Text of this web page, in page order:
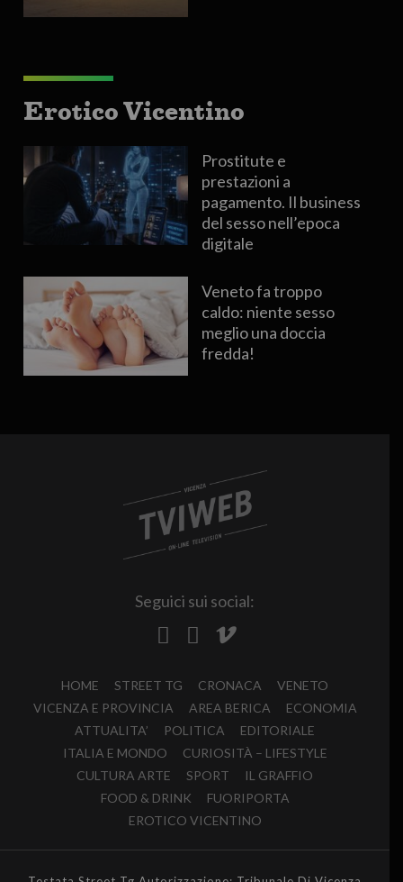
Erotico Vicentino
Prostitute e
prestazioni a
pagamento. Il business
del sesso nell’epoca
digitale
Veneto fa troppo
caldo: niente sesso
meglio una doccia
fredda!
Seguici sui social:
HOME STREET TG CRONACA
VENETO
VICENZA E PROVINCIA
AREA BERICA
ECONOMIA
ATTUALITA’
POLITICA
EDITORIALE
ITALIA E MONDO
CURIOSITÀ – LIFESTYLE
CULTURA ARTE
SPORT
IL GRAFFIO
FOOD & DRINK
FUORIPORTA
EROTICO VICENTINO